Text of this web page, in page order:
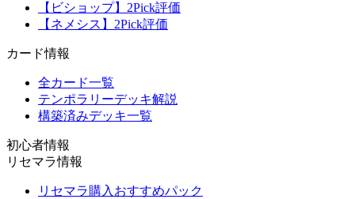
【ビショップ】2Pick評価
【ネメシス】2Pick評価
カード情報
全カード一覧
テンポラリーデッキ解説
構築済みデッキ一覧
初心者情報
リセマラ情報
リセマラ購入おすすめパック